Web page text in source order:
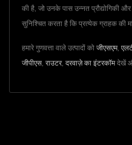
की है, जो उनके पास उन्नत प्रौद्योगिकी
सुनिश्चित करता है कि प्रत्येक ग्राहक की
हमारे गुणवत्ता वाले उत्पादों को जीएसएम,
जीपीएस राउटर, दरवाज़े का इंटरकॉमदेखें